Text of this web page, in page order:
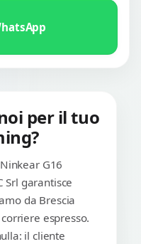
per il tuo
G16
Srl garantisce
da Brescia
espresso.
il cliente